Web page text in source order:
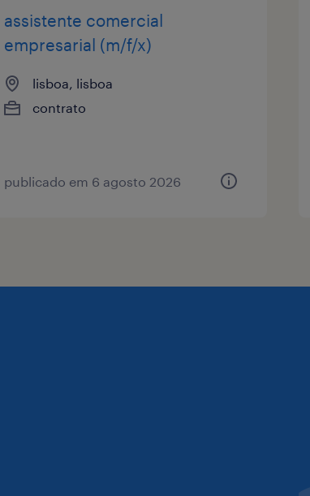
assistente comercial
empresarial (m/f/x)
lisboa, lisboa
contrato
publicado em 6 agosto 2026